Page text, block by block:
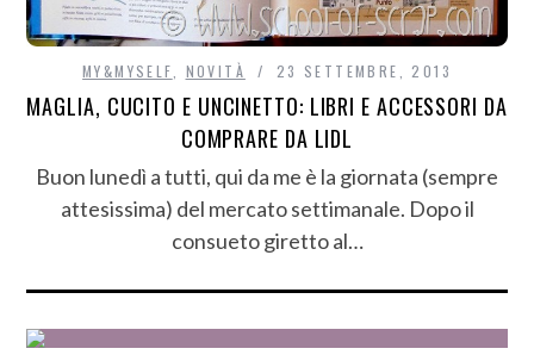
MY&MYSELF NOVITÀ 23 SETTEMBRE, 2013
MAGLIA, CUCITO E UNCINETTO: LIBRI E ACCESSORI DA
COMPRARE DA LIDL
Buon lunedì a tutti, qui da me è la giornata (sempre
attesissima) del mercato settimanale. Dopo il
consueto giretto al…